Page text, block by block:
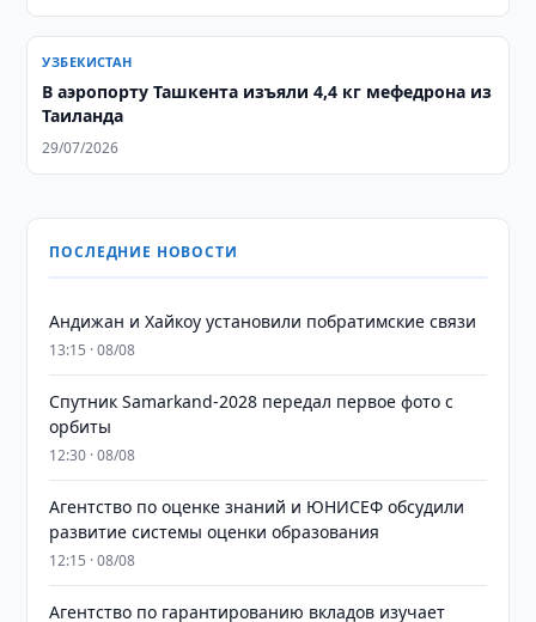
УЗБЕКИСТАН
В аэропорту Ташкента изъяли 4,4 кг мефедрона из
Таиланда
29/07/2026
ПОСЛЕДНИЕ НОВОСТИ
Андижан и Хайкоу установили побратимские связи
13:15 · 08/08
Спутник Samarkand-2028 передал первое фото с
орбиты
12:30 · 08/08
Агентство по оценке знаний и ЮНИСЕФ обсудили
развитие системы оценки образования
12:15 · 08/08
Агентство по гарантированию вкладов изучает